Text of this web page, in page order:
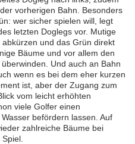
vorherigen Bahn. Besonders
wer sicher spielen will, legt
letzten Doglegs vor. Mutige
und das Grün direkt
Bäume und vor allem den
Und auch an Bahn
wenn es bei dem eher kurzen
ist, aber der Zugang zum
vom leicht erhöhten
viele Golfer einen
befördern lassen. Auf
zahlreiche Bäume bei